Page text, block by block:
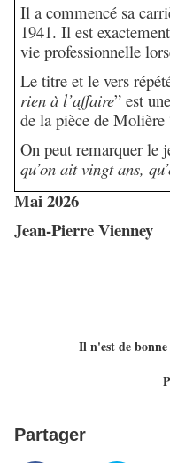
Il a commencé sa
1941. Il est
vie professionnelle
Le titre et le vers
rien à l’affaire” est
de la pièce de
On peut remarquer
qu’on ait vingt ans,
Mai 2026
Jean-Pierre Vienney
Il n'est de
Partager